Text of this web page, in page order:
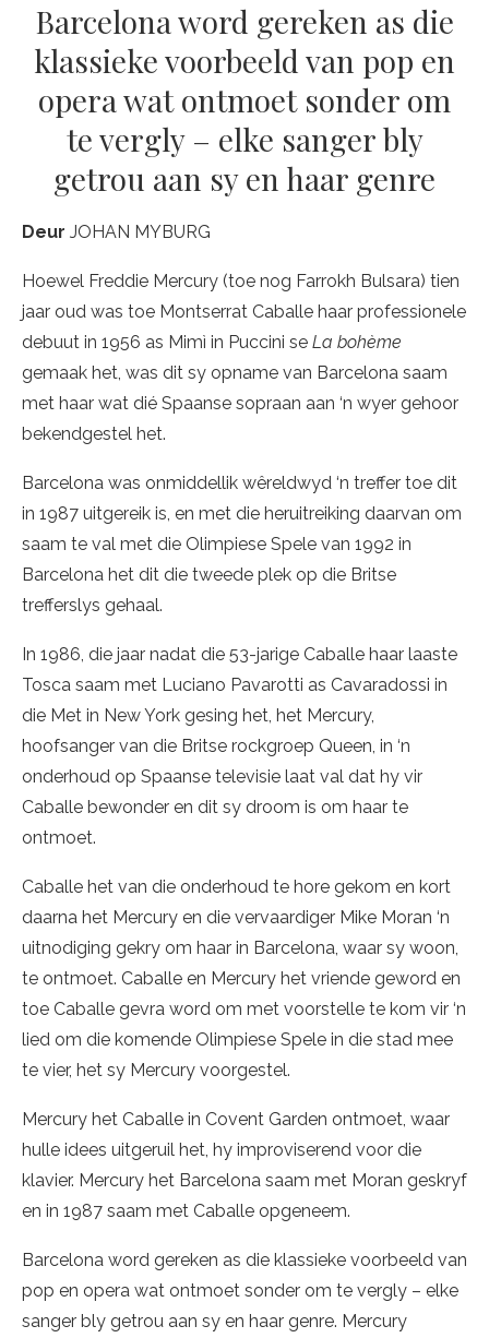
Barcelona word gereken as die
klassieke voorbeeld van pop en
opera wat ontmoet sonder om
te vergly – elke sanger bly
getrou aan sy en haar genre
Deur JOHAN MYBURG
Hoewel Freddie Mercury (toe nog Farrokh Bulsara) tien
jaar oud was toe Montserrat Caballe haar professionele
debuut in 1956 as Mimì in Puccini se La bohème
gemaak het, was dit sy opname van Barcelona saam
met haar wat dié Spaanse sopraan aan ‘n wyer gehoor
bekendgestel het.
Barcelona was onmiddellik wêreldwyd ‘n treffer toe dit
in 1987 uitgereik is, en met die heruitreiking daarvan om
saam te val met die Olimpiese Spele van 1992 in
Barcelona het dit die tweede plek op die Britse
trefferslys gehaal.
In 1986, die jaar nadat die 53-jarige Caballe haar laaste
Tosca saam met Luciano Pavarotti as Cavaradossi in
die Met in New York gesing het, het Mercury,
hoofsanger van die Britse rockgroep Queen, in ‘n
onderhoud op Spaanse televisie laat val dat hy vir
Caballe bewonder en dit sy droom is om haar te
ontmoet.
Caballe het van die onderhoud te hore gekom en kort
daarna het Mercury en die vervaardiger Mike Moran ‘n
uitnodiging gekry om haar in Barcelona, waar sy woon,
te ontmoet. Caballe en Mercury het vriende geword en
toe Caballe gevra word om met voorstelle te kom vir ‘n
lied om die komende Olimpiese Spele in die stad mee
te vier, het sy Mercury voorgestel.
Mercury het Caballe in Covent Garden ontmoet, waar
hulle idees uitgeruil het, hy improviserend voor die
klavier. Mercury het Barcelona saam met Moran geskryf
en in 1987 saam met Caballe opgeneem.
Barcelona word gereken as die klassieke voorbeeld van
pop en opera wat ontmoet sonder om te vergly – elke
sanger bly getrou aan sy en haar genre. Mercury